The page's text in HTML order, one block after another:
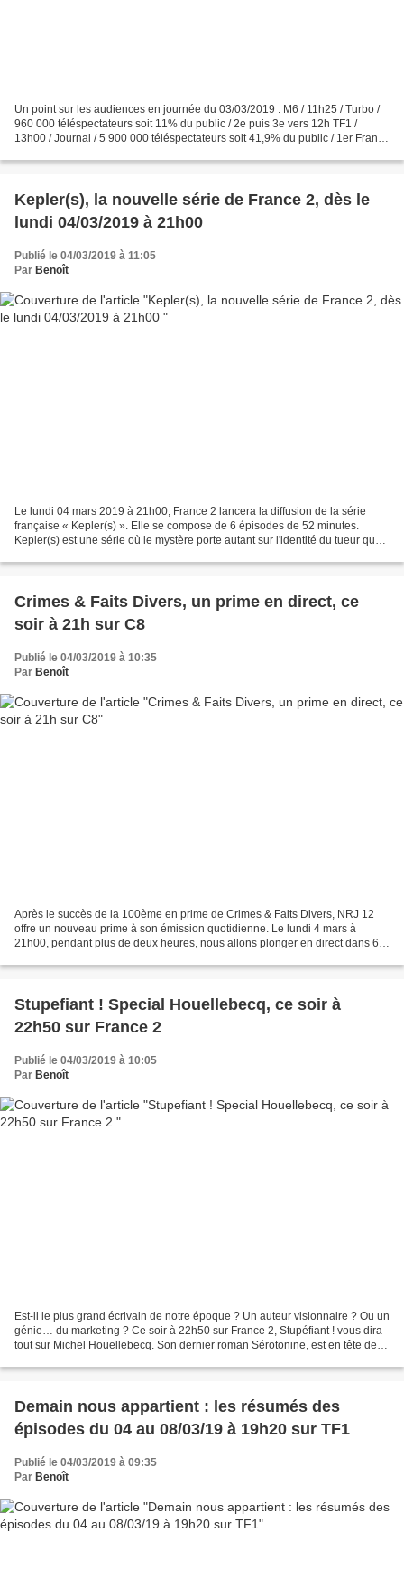
Un point sur les audiences en journée du 03/03/2019 : M6 / 11h25 / Turbo /
960 000 téléspectateurs soit 11% du public / 2e puis 3e vers 12h TF1 /
13h00 / Journal / 5 900 000 téléspectateurs soit 41,9% du public / 1er France
Kepler(s), la nouvelle série de France 2, dès le
lundi 04/03/2019 à 21h00
Publié le 04/03/2019 à 11:05
Par Benoît
Le lundi 04 mars 2019 à 21h00, France 2 lancera la diffusion de la série
française « Kepler(s) ». Elle se compose de 6 épisodes de 52 minutes.
Kepler(s) est une série où le mystère porte autant sur l'identité du tueur que
Crimes & Faits Divers, un prime en direct, ce
soir à 21h sur C8
Publié le 04/03/2019 à 10:35
Par Benoît
Après le succès de la 100ème en prime de Crimes & Faits Divers, NRJ 12
offre un nouveau prime à son émission quotidienne. Le lundi 4 mars à
21h00, pendant plus de deux heures, nous allons plonger en direct dans 6
Stupefiant ! Special Houellebecq, ce soir à
22h50 sur France 2
Publié le 04/03/2019 à 10:05
Par Benoît
Est-il le plus grand écrivain de notre époque ? Un auteur visionnaire ? Ou un
génie… du marketing ? Ce soir à 22h50 sur France 2, Stupéfiant ! vous dira
tout sur Michel Houellebecq. Son dernier roman Sérotonine, est en tête des
Demain nous appartient : les résumés des
épisodes du 04 au 08/03/19 à 19h20 sur TF1
Publié le 04/03/2019 à 09:35
Par Benoît